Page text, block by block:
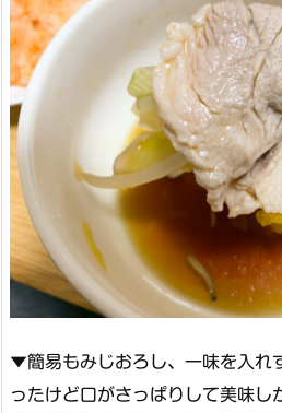
▼簡易もみじおろし、一味を入れ
ったけど口がさっぱりして美味し